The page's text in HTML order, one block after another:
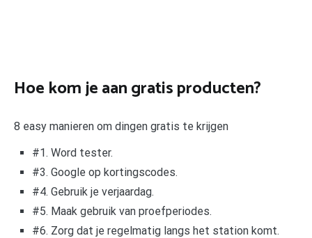
Hoe kom je aan gratis producten?
8 easy manieren om dingen gratis te krijgen
#1. Word tester.
#3. Google op kortingscodes.
#4. Gebruik je verjaardag.
#5. Maak gebruik van proefperiodes.
#6. Zorg dat je regelmatig langs het station komt.